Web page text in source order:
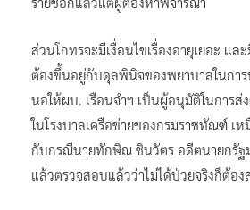
ส่วนโกทรจะมีเงื่อนไขเรื่องอายุเยอะ แล
ต้องขึ้นอยู่กับดุลพินิจของพยาบาลในกา
นอให้ผบ. เรือนจำฯ เป็นผู้อนุมัติในการส่
ในโรงบาลเครือข่ายของกรมราชทัณฑ์ เ
กับกรณีนายทักษิณ ชินวัตร อดีตนายกรัฐ
แล้วตรวจสอบแล้วว่าไม่ได้ป่วยจริงก็ต้อ